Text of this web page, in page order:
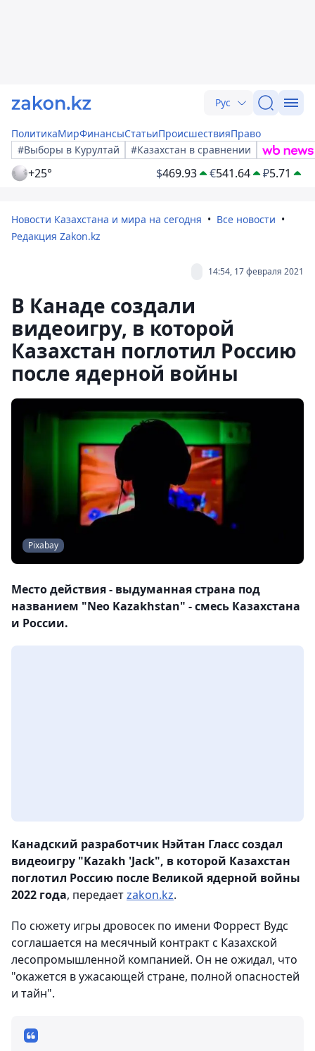
Рус
ПолитикаМирФинансыСтатьиПроисшествияПраво
#Выборы в Курултай
#Казахстан в сравнении
+25° $469.93 €541.64 ₽5.71
Новости Казахстана и мира на сегодня
Все новости
Редакция Zakon.kz
14:54, 17 февраля 2021
В Канаде создали
видеоигру, в которой
Казахстан поглотил Россию
после ядерной войны
Pixabay
Место действия - выдуманная страна под
названием "Neo Kazakhstan" - смесь Казахстана
и России.
Канадский разработчик Нэйтан Гласс создал
видеоигру "Kazakh 'Jack", в которой Казахстан
поглотил Россию после Великой ядерной войны
2022 года, передаетzakon.kz.
По сюжету игры дровосек по имени Форрест Вудс
соглашается на месячный контракт с Казахской
лесопромышленной компанией. Он не ожидал, что
"окажется в ужасающей стране, полной опасностей
и тайн".